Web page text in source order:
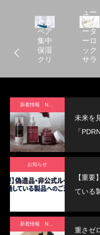
セラ
ペア
集中
保湿
クリ
ュー
ウォ
ータ
ーロ
ック
サラ
パク
新着情報 News
未来を
「
お知らせ
【重
ている
新着情報 News
重さゼ